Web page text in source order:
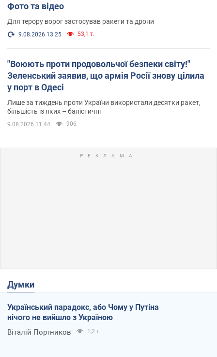
Фото та відео
Для терору ворог застосував ракети та дрони
9.08.2026 13:25 53,1 т.
"Воюють проти продовольчої безпеки світу!"
Зеленський заявив, що армія Росії знову цілила
у порт в Одесі
Лише за тиждень проти України використали десятки ракет,
більшість із яких – балістичні
9.08.2026 11:44 906
Думки
Український парадокс, або Чому у Путіна
нічого не вийшло з Україною
Віталій Портников 1,2 т.